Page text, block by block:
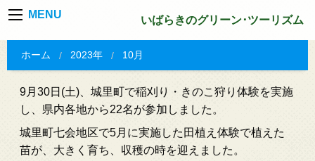
MENU いばらきのグリーン･ツーリズム
ホーム 2023年 10月
9月30日(土)、城里町で稲刈り・きのこ狩り体験を実施
し、県内各地から22名が参加しました。
城里町七会地区で5月に実施した田植え体験で植えた
苗が、大きく育ち、収穫の時を迎えました。